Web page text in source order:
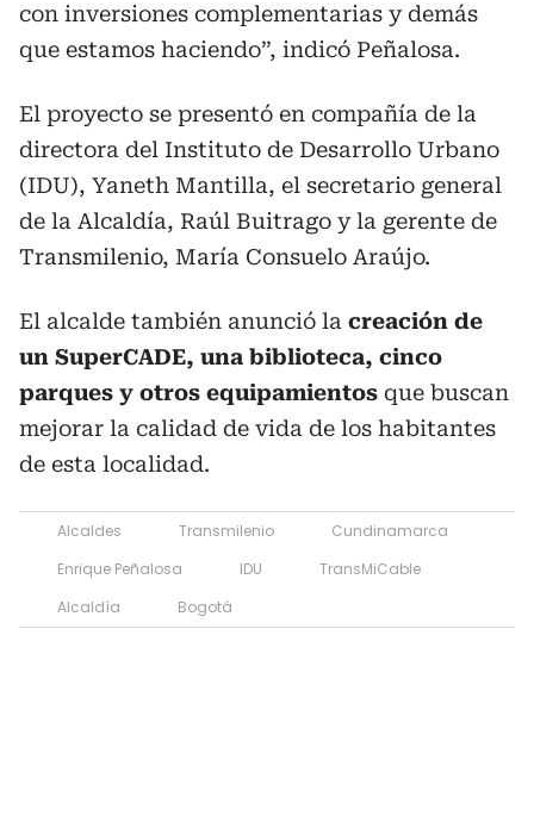
con inversiones complementarias y demás
que estamos haciendo”, indicó Peñalosa.
El proyecto se presentó en compañía de la
directora del Instituto de Desarrollo Urbano
(IDU), Yaneth Mantilla, el secretario general
de la Alcaldía, Raúl Buitrago y la gerente de
Transmilenio, María Consuelo Araújo.
El alcalde también anunció la creación de
un SuperCADE, una biblioteca, cinco
parques y otros equipamientos que buscan
mejorar la calidad de vida de los habitantes
de esta localidad.
Alcaldes Transmilenio
Cundinamarca
Enrique Peñalosa
IDU
TransMiCable
Alcaldía
Bogotá